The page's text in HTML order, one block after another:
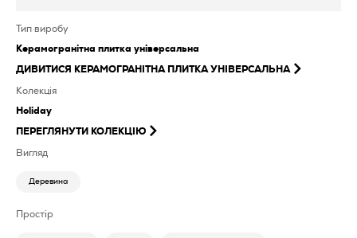
Тип виробу
Керамогранітна плитка універсальна
ДИВИТИСЯ КЕРАМОГРАНІТНА ПЛИТКА УНІВЕРСАЛЬНА
Колекція
Holiday
ПЕРЕГЛЯНУТИ КОЛЕКЦІЮ
Вигляд
Деревина
Простір